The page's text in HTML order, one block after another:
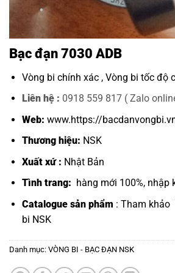
Bạc đạn 7030 ADB
Vòng bi chính xác , Vòng bi tốc độ
Liên hệ : 0918 559 817 ( Zalo
Web: www.https://
Thương hiệu: NSK
Xuất xứ : Nhật Bản
Tình trang: hàng mới 100%, nhập
Catalogue sản phẩm : Tham khảo
bi NSK
Danh mục: VÒNG BI - BẠC ĐẠN NSK